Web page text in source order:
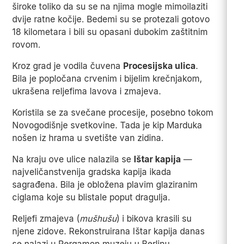
široke toliko da su se na njima mogle mimoilaziti
dvije ratne kočije. Bedemi su se protezali gotovo
18 kilometara i bili su opasani dubokim zaštitnim
rovom.
Kroz grad je vodila čuvena Procesijska ulica.
Bila je popločana crvenim i bijelim krečnjakom,
ukrašena reljefima lavova i zmajeva.
Koristila se za svečane procesije, posebno tokom
Novogodišnje svetkovine. Tada je kip Marduka
nošen iz hrama u svetište van zidina.
Na kraju ove ulice nalazila se Ištar kapija —
najveličanstvenija gradska kapija ikada
sagrađena. Bila je obložena plavim glaziranim
ciglama koje su blistale poput dragulja.
Reljefi zmajeva (mušhušu) i bikova krasili su
njene zidove. Rekonstruirana Ištar kapija danas